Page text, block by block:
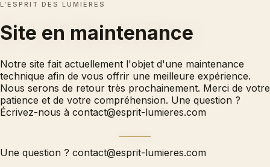
L’ESPRIT DES LUMIÈRES
Site en maintenance
Notre site fait actuellement l'objet d'une maintenance
technique afin de vous offrir une meilleure expérience.
Nous serons de retour très prochainement. Merci de votre
patience et de votre compréhension. Une question ?
Écrivez-nous à contact@esprit-lumieres.com
Une question ? contact@esprit-lumieres.com